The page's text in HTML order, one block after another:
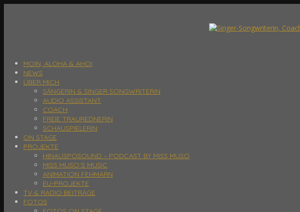
MOIN, ALOHA & AHOI
NEWS
ÜBER MICH
SÄNGERIN & SINGER SONGWRITERIN
AUDIO ASSISTANT
COACH
FREIE TRAUREDNERIN
SCHAUSPIELERIN
ON STAGE
PROJEKTE
HINAUSPOSOUND – PODCAST BY MISS MUSO
MISS MUSO´S MUSIC
ANIMATION FEHMARN
EU-PROJEKTE
TV & RADIO BEITRÄGE
FOTOS